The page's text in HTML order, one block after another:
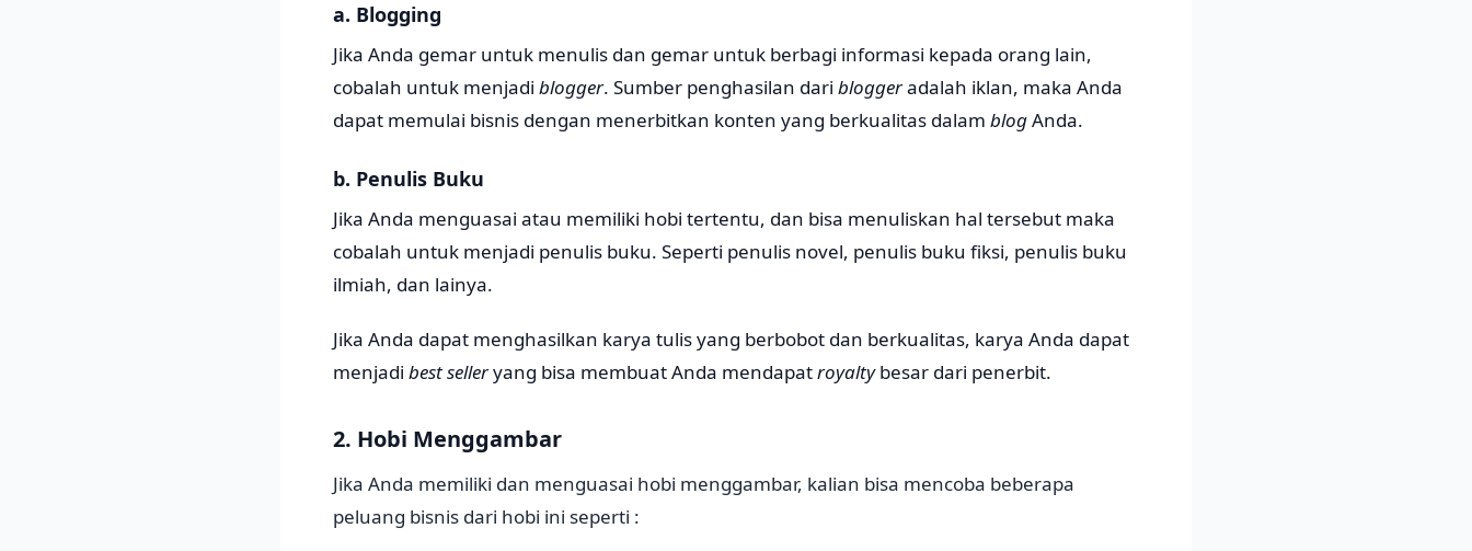
a. Blogging
Jika Anda gemar untuk menulis dan gemar untuk berbagi informasi kepada orang lain,
cobalah untuk menjadi blogger. Sumber penghasilan dari bloggeradalah iklan, maka Anda
dapat memulai bisnis dengan menerbitkan konten yang berkualitas dalam blogAnda.
b. Penulis Buku
Jika Anda menguasai atau memiliki hobi tertentu, dan bisa menuliskan hal tersebut maka
cobalah untuk menjadi penulis buku. Seperti penulis novel, penulis buku fiksi, penulis buku
ilmiah, dan lainya.
Jika Anda dapat menghasilkan karya tulis yang berbobot dan berkualitas, karya Anda dapat
menjadi best selleryang bisa membuat Anda mendapatroyaltybesar dari penerbit.
2. Hobi Menggambar
Jika Anda memiliki dan menguasai hobi menggambar, kalian bisa mencoba beberapa
peluang bisnis dari hobi ini seperti :